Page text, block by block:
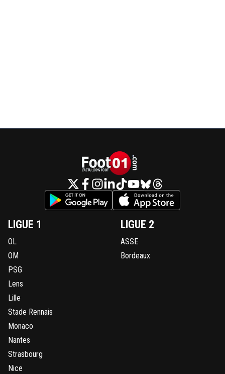
LIGUE 1
OL
OM
PSG
Lens
Lille
Stade Rennais
Monaco
Nantes
Strasbourg
Nice
LIGUE 2
ASSE
Bordeaux